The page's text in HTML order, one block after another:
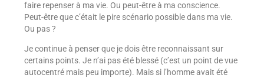
faire repenser à ma vie. Ou peut-être à ma conscience.
Peut-être que c’était le pire scénario possible dans ma vie.
Ou pas ?
Je continue à penser que je dois être reconnaissant sur
certains points. Je n’ai pas été blessé (c’est un point de vue
autocentré mais peu importe). Mais si l’homme avait été